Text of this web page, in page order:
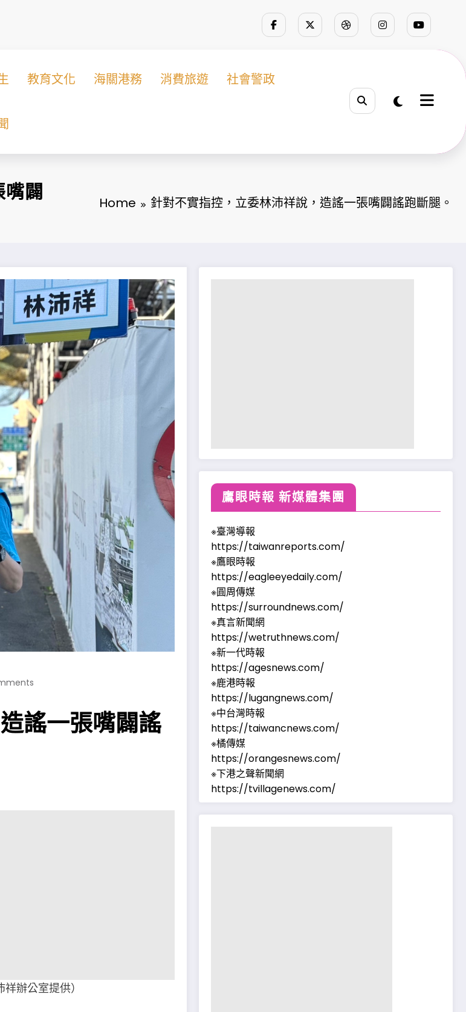
教育文化 海關港務 消費旅遊 社會警政
闢
Home 針對不實指控，立委林沛祥說，造謠一張嘴闢謠跑斷腿。
謠一張嘴闢謠
辦公室提供）
鷹眼時報 新媒體集團
※臺灣導報
https://taiwanreports.com/
※鷹眼時報
https://eagleeyedaily.com/
※圓周傳媒
https://surroundnews.com/
※真言新聞網
https://wetruthnews.com/
※新一代時報
https://agesnews.com/
※鹿港時報
https://lugangnews.com/
※中台灣時報
https://taiwancnews.com/
※橘傳媒
https://orangesnews.com/
※下港之聲新聞網
https://tvillagenews.com/